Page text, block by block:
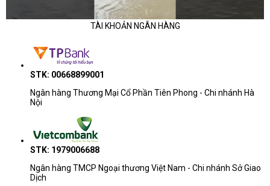
TÀI KHOẢN NGÂN HÀNG
STK: 00668899001
Ngân hàng Thương Mại Cổ Phần Tiên Phong - Chi nhánh Hà
Nội
STK: 1979006688
Ngân hàng TMCP Ngoại thương Việt Nam - Chi nhánh Sở Giao
Dịch